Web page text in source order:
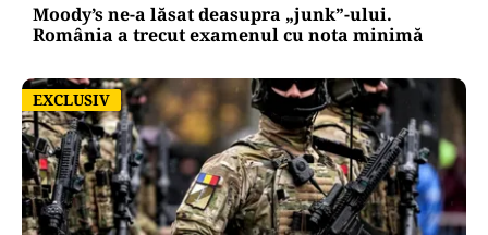
Moody’s ne-a lăsat deasupra „junk”-ului.
România a trecut examenul cu nota minimă
EXCLUSIV
EXCLUSIV